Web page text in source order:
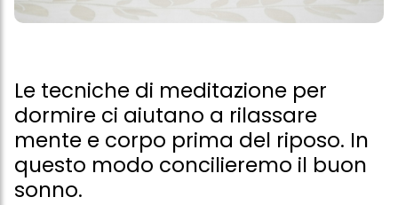
Le tecniche di meditazione per
dormire ci aiutano a rilassare
mente e corpo prima del riposo. In
questo modo concilieremo il buon
sonno.